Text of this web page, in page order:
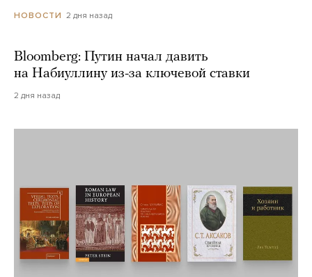
НОВОСТИ 2 дня назад
Bloomberg: Путин начал давить
на Набиуллину из-за ключевой ставки
2 дня назад